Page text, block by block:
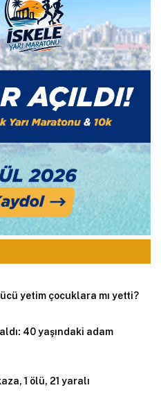
yetim çocuklara mı yetti?
40 yaşındaki adam
1 ölü, 21 yaralı